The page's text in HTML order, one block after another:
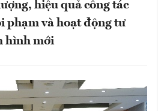
hiệu quả công tác
phạm và hoạt động tư
hình mới